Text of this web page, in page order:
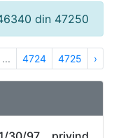
din 47250
... 4724 4725 ›